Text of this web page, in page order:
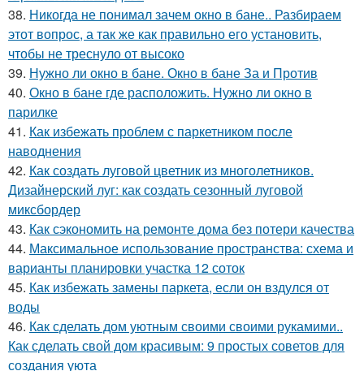
38. Никогда не понимал зачем окно в бане.. Разбираем
этот вопрос, а так же как правильно его установить,
чтобы не треснуло от высоко
39. Нужно ли окно в бане. Окно в бане За и Против
40. Окно в бане где расположить. Нужно ли окно в
парилке
41. Как избежать проблем с паркетником после
наводнения
42. Как создать луговой цветник из многолетников.
Дизайнерский луг: как создать сезонный луговой
миксбордер
43. Как сэкономить на ремонте дома без потери качества
44. Максимальное использование пространства: схема и
варианты планировки участка 12 соток
45. Как избежать замены паркета, если он вздулся от
воды
46. Как сделать дом уютным своими своими рукамими..
Как сделать свой дом красивым: 9 простых советов для
создания уюта